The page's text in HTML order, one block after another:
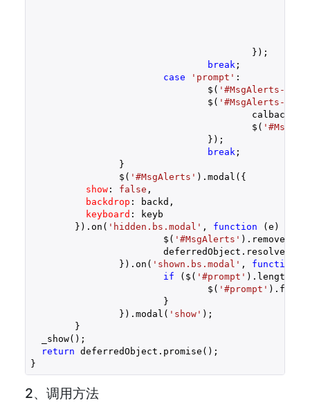
break ;
case
'prompt' :
				$(
'#MsgAlerts-
				$(
'#MsgAlerts-
					$(
break ;
		$(
'#MsgAlerts' ).modal({
show: false ,
backdrop : backd,
keyboard : keyb
        }).on(
'hidden.bs.modal' , function (e )
			$(
'#MsgAlerts' ).remove();
		}).on(
'shown.bs.modal' , function
if ($( '#prompt' ).length >
				$(
'#prompt'
		}).modal(
'show' );
  _show();
return deferredObject.promise();
}
2、调用方法